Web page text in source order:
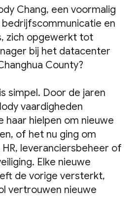
Chang, een voormalig
en
zich opgewerkt tot
bij het datacenter
County?
simpel. Door de jaren
vaardigheden
haar hielpen om nieuwe
of het nu ging om
leveranciersbeheer of
Elke nieuwe
de vorige versterkt,
vertrouwen nieuwe